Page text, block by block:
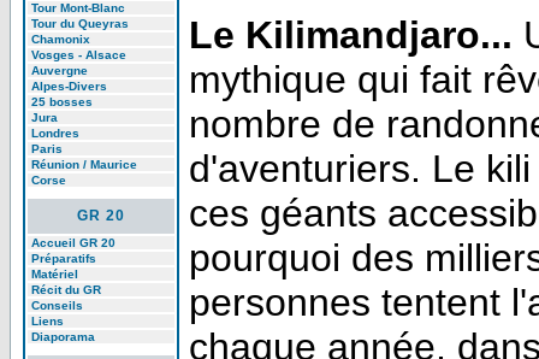
Tour Mont-Blanc
Tour du Queyras
Chamonix
Vosges - Alsace
Auvergne
Alpes-Divers
25 bosses
Jura
Londres
Paris
Réunion / Maurice
Corse
GR 20
Accueil GR 20
Préparatifs
Matériel
Récit du GR
Conseils
Liens
Diaporama
Le Kilimandjaro...
mythique qui fait
nombre de
d'aventuriers. Le
ces géants
pourquoi des
personnes tentent
chaque année,